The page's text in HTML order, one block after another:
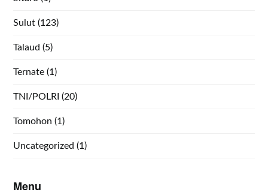
Sulut (123)
Talaud (5)
Ternate (1)
TNI/POLRI (20)
Tomohon (1)
Uncategorized (1)
Menu